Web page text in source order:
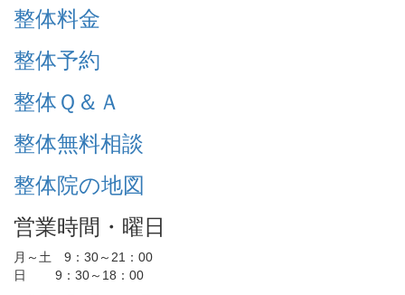
整体料金
整体予約
整体Ｑ＆Ａ
整体無料相談
整体院の地図
営業時間・曜日
月～土 9：30～21：00
日 9：30～18：00